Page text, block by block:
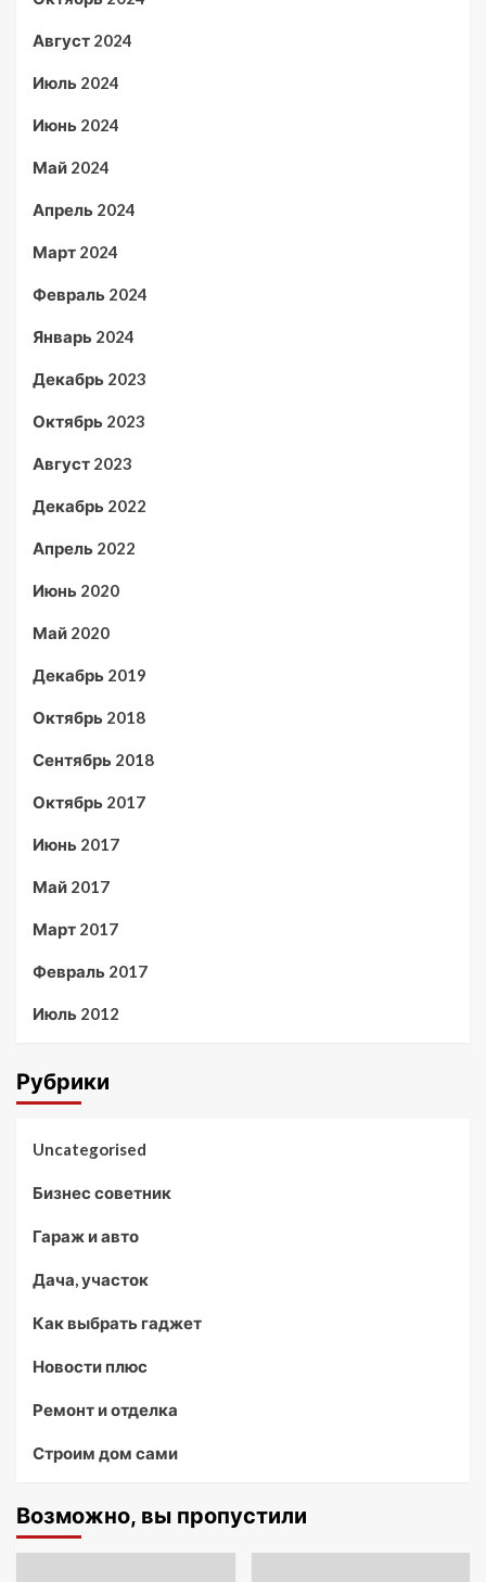
Август 2024
Июль 2024
Июнь 2024
Май 2024
Апрель 2024
Март 2024
Февраль 2024
Январь 2024
Декабрь 2023
Октябрь 2023
Август 2023
Декабрь 2022
Апрель 2022
Июнь 2020
Май 2020
Декабрь 2019
Октябрь 2018
Сентябрь 2018
Октябрь 2017
Июнь 2017
Май 2017
Март 2017
Февраль 2017
Июль 2012
Рубрики
Uncategorised
Бизнес советник
Гараж и авто
Дача, участок
Как выбрать гаджет
Новости плюс
Ремонт и отделка
Строим дом сами
Возможно, вы пропустили